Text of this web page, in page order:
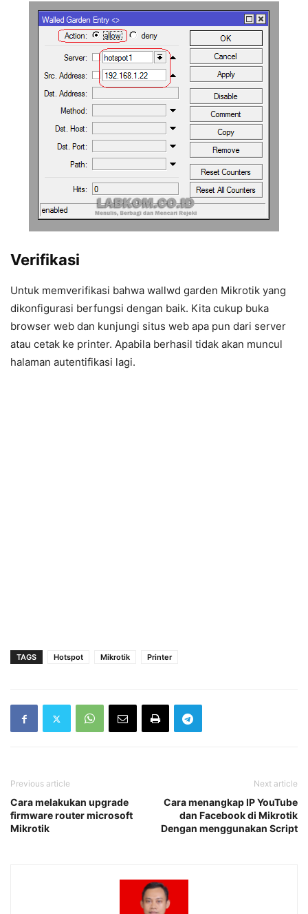
Verifikasi
Untuk memverifikasi bahwa wallwd garden Mikrotik yang
dikonfigurasi berfungsi dengan baik. Kita cukup buka
browser web dan kunjungi situs web apa pun dari server
atau cetak ke printer. Apabila berhasil tidak akan muncul
halaman autentifikasi lagi.
TAGS Hotspot Mikrotik Printer
Previous article
Cara melakukan upgrade
firmware router microsoft
Mikrotik
Next article
Cara menangkap IP YouTube
dan Facebook di Mikrotik
Dengan menggunakan Script